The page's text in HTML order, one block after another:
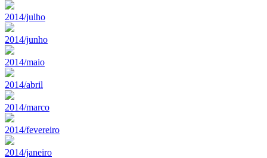
2014/julho
2014/junho
2014/maio
2014/abril
2014/marco
2014/fevereiro
2014/janeiro